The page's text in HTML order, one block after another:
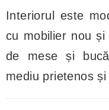
Interiorul este
cu mobilier nou
de mese și
mediu prietenos